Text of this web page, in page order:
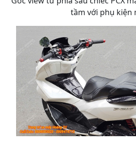
tầm với phụ kiện